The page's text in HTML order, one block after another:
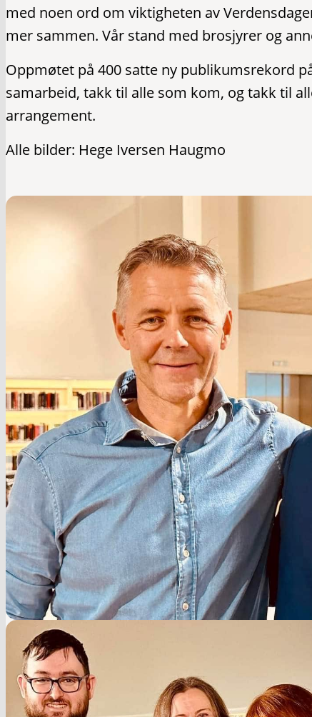
med noen ord om viktigheten av
mer sammen. Vår stand med brosjyrer og
Oppmøtet på 400 satte ny publikumsrekord
samarbeid, takk til alle som kom, og takk til
arrangement.
Alle bilder: Hege Iversen Haugmo